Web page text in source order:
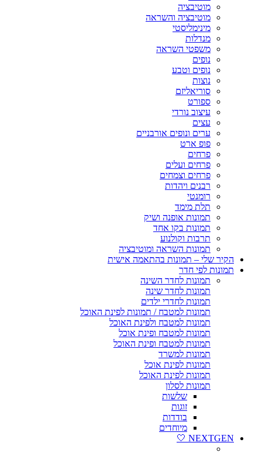
מוטיבציה
מוטיבציה והשראה
מינימליסטי
מנדלות
משפטי השראה
נופים
נופים וטבע
נוצות
סוריאליזם
ספורט
עיצוב נורדי
עצים
ערים ונופים אורבניים
פופ ארט
פרחים
פרחים ועלים
פרחים וצמחים
רבנים ויהדות
רומנטי
תלת מימד
תמונות אופנה ושיק
תמונות בקו אחד
תרבות וקולנוע
תמונות השראה ומוטיבציה
הקיר שלי – תמונות בהתאמה אישית
תמונות לפי חדר
תמונות לחדר השינה
תמונות לחדר שינה
תמונות לחדרי ילדים
תמונות למטבח / תמונות לפינת האוכל
תמונות למטבח ולפינת האוכל
תמונות למטבח ופינת אוכל
תמונות למטבח ופינת האוכל
תמונות למשרד
תמונות לפינת אוכל
תמונות לפינת האוכל
תמונות לסלון
שלשות
זוגות
בודדות
מיוחדים
NEXTGEN 🤍